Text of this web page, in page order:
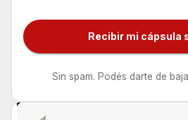
Recibir mi cápsula
Sin spam. Podés darte de